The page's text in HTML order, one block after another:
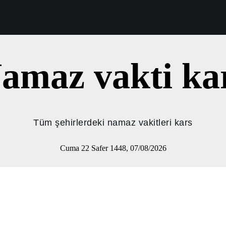
vakti
Tüm şehirlerdeki namaz vakitleri kars
Cuma 22 Safer 1448, 07/08/2026